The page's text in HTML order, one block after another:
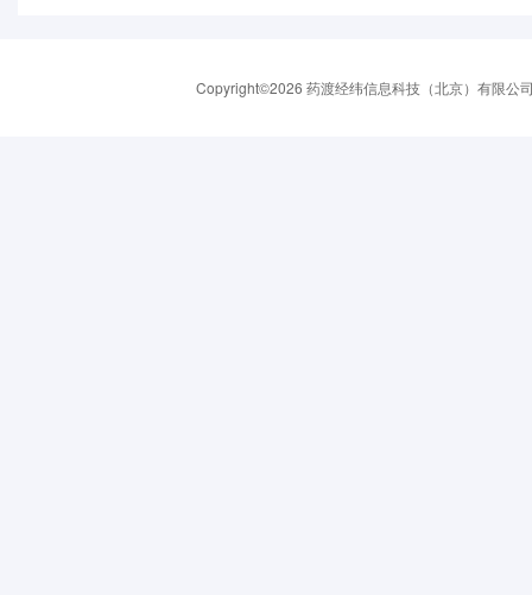
Copyright©2026 药渡经纬信息科技（北京）有限公